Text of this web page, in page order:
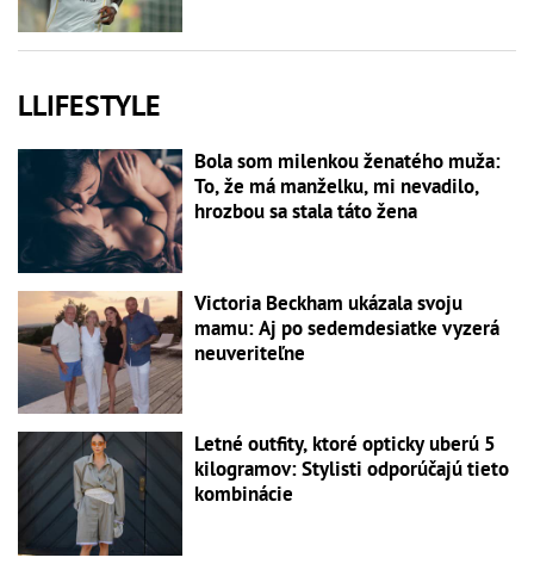
LLIFESTYLE
Bola som milenkou ženatého muža:
To, že má manželku, mi nevadilo,
hrozbou sa stala táto žena
Victoria Beckham ukázala svoju
mamu: Aj po sedemdesiatke vyzerá
neuveriteľne
Letné outfity, ktoré opticky uberú 5
kilogramov: Stylisti odporúčajú tieto
kombinácie